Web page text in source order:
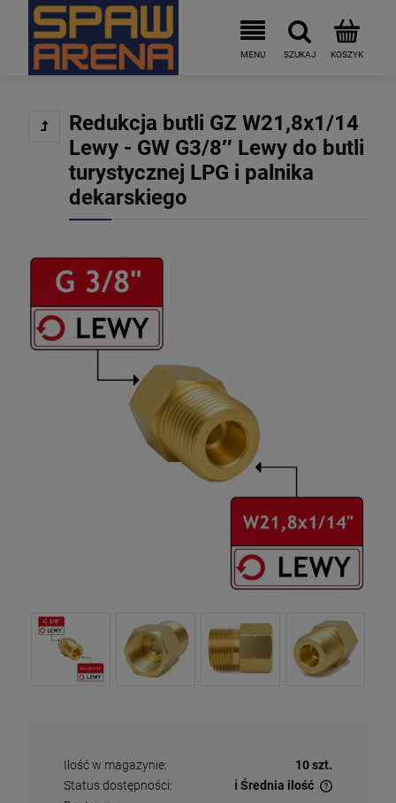
Redukcja butli GZ W21,8x1/14
Lewy - GW G3/8″ Lewy do butli
turystycznej LPG i palnika
dekarskiego
Ilość w magazynie:
10 szt.
Status dostępności:
ℹ️ Średnia ilość